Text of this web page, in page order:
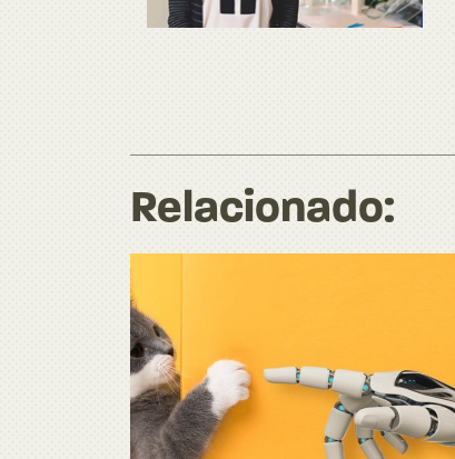
Relacionado: